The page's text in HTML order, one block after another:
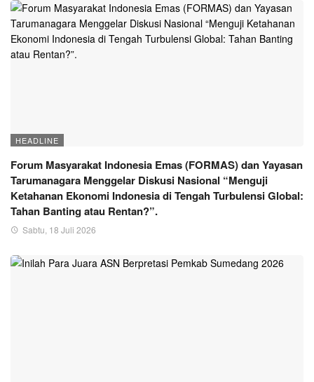
HEADLINE
Forum Masyarakat Indonesia Emas (FORMAS) dan Yayasan
Tarumanagara Menggelar Diskusi Nasional “Menguji
Ketahanan Ekonomi Indonesia di Tengah Turbulensi Global:
Tahan Banting atau Rentan?”.
Sabtu, 18 Juli 2026